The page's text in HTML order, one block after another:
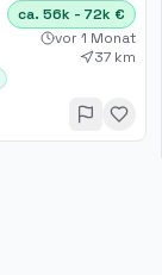
ca. 56k - 72k €
vor 1 Monat
37 km